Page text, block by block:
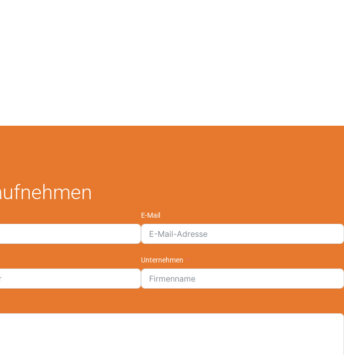
E-Mail
Unternehmen